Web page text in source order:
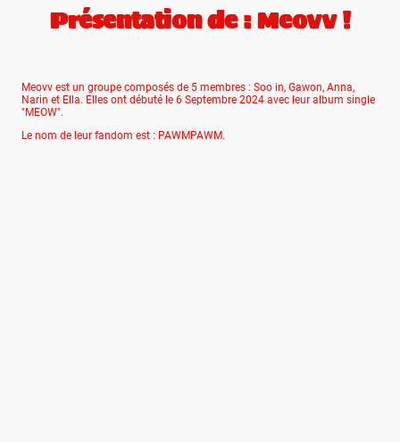
Présentation de : Meovv !
Meovv est un groupe composés de 5 membres : Soo in, Gawon, Anna,
Narin et Ella. Elles ont débuté le 6 Septembre 2024 avec leur album single
"MEOW".
Le nom de leur fandom est : PAWMPAWM.